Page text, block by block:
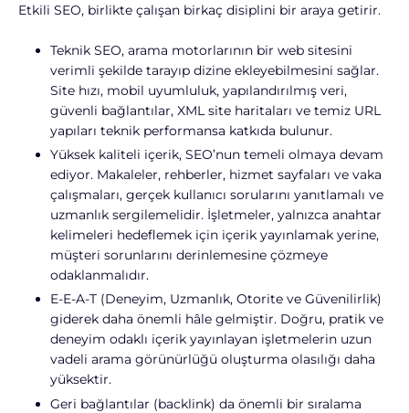
Etkili SEO, birlikte çalışan birkaç disiplini bir araya getirir.
Teknik SEO, arama motorlarının bir web sitesini
verimli şekilde tarayıp dizine ekleyebilmesini sağlar.
Site hızı, mobil uyumluluk, yapılandırılmış veri,
güvenli bağlantılar, XML site haritaları ve temiz URL
yapıları teknik performansa katkıda bulunur.
Yüksek kaliteli içerik, SEO’nun temeli olmaya devam
ediyor. Makaleler, rehberler, hizmet sayfaları ve vaka
çalışmaları, gerçek kullanıcı sorularını yanıtlamalı ve
uzmanlık sergilemelidir. İşletmeler, yalnızca anahtar
kelimeleri hedeflemek için içerik yayınlamak yerine,
müşteri sorunlarını derinlemesine çözmeye
odaklanmalıdır.
E-E-A-T (Deneyim, Uzmanlık, Otorite ve Güvenilirlik)
giderek daha önemli hâle gelmiştir. Doğru, pratik ve
deneyim odaklı içerik yayınlayan işletmelerin uzun
vadeli arama görünürlüğü oluşturma olasılığı daha
yüksektir.
Geri bağlantılar (backlink) da önemli bir sıralama